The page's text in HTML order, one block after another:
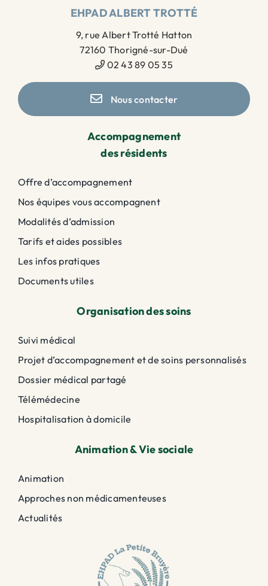
EHPAD ALBERT TROTTÉ
9, rue Albert Trotté Hatton
72160 Thorigné-sur-Dué
02 43 89 05 35
Nous contacter
Accompagnement
des résidents
Offre d’accompagnement
Nos équipes vous accompagnent
Modalités d’admission
Tarifs et aides possibles
Les infos pratiques
Documents utiles
Organisation des soins
Suivi médical
Projet d’accompagnement et de soins personnalisés
Dossier médical partagé
Télémédecine
Hospitalisation à domicile
Animation & Vie sociale
Animation
Approches non médicamenteuses
Actualités